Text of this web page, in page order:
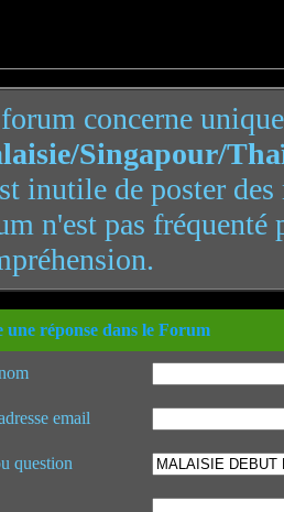
concerne
Singapour/
inutile de poster
n'est pas
une réponse dans le Forum
email
question